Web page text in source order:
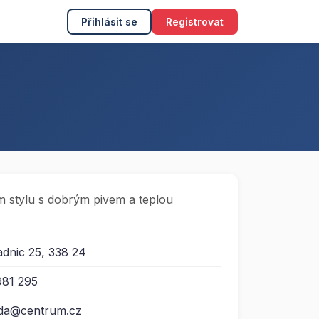
Přihlásit se Registrovat
stylu s dobrým pivem a teplou
25, 338 24
295